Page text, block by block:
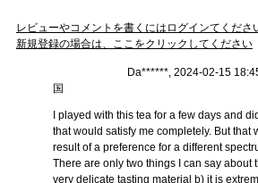
レビューやコメントを書くにはログインてくださ
新規登録の場合は、ここをクリックしてください
Da******, 2024-02-15
国
I played with this tea for a few days and
that would satisfy me completely. But that
result of a preference for a different
There are only two things I can say about
very delicate tasting material b) it is